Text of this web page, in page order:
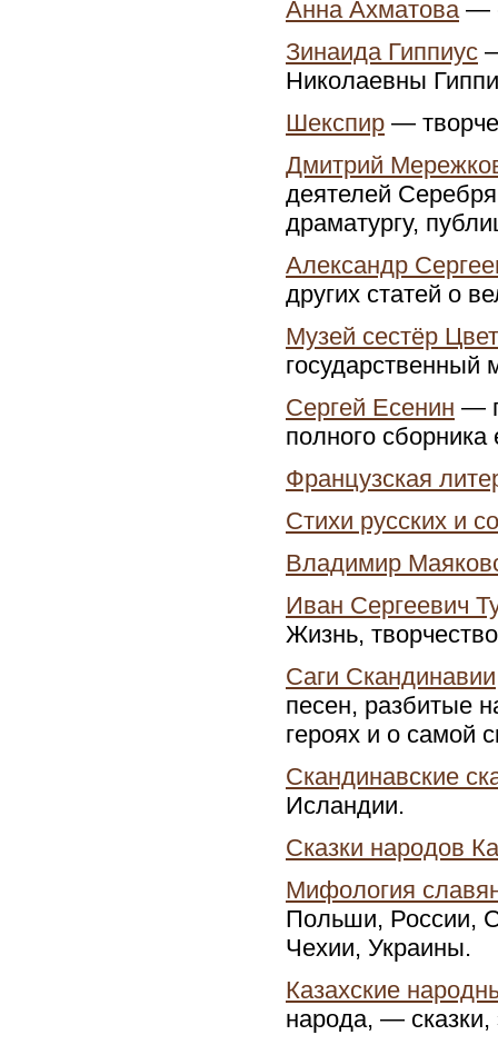
Анна Ахматова —
Зинаида Гиппиус
Николаевны
Шекспир —
Дмитрий
деятелей
драматургу,
Александр
других статей о
Музей сестёр
Сергей Есенин —
полного сборника
Французская
Стихи русских и
Владимир
Иван Сергеевич
Жизнь,
Саги Скандинавии
песен, разбитые
героях и о самой
Скандинавские
Исландии.
Сказки народов
Мифология
Польши, России,
Чехии, Украины.
Казахские
народа, —